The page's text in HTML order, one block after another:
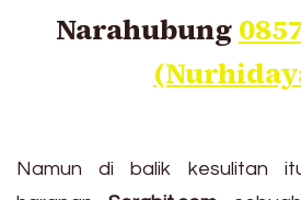
Narahubung
Namun di balik kesulitan